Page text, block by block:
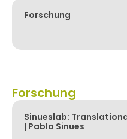
Forschung
Forschung
Sinueslab:
| Pablo Sinues